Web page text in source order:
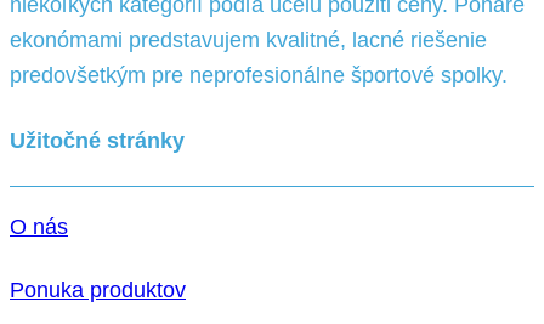
ekonómami predstavujem kvalitné, lacné riešenie
predovšetkým pre neprofesionálne športové spolky.
Užitočné stránky
O nás
Ponuka produktov